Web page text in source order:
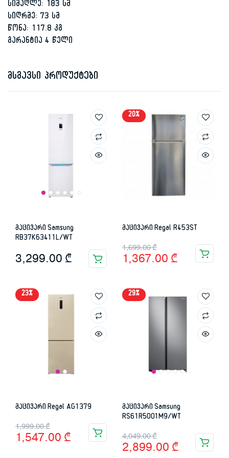
სიმაღლე: 183 სმ
სიღრმე: 73 სმ
წონა: 117.8 კგ
გარანტია 4 წელი
მსგავსი პროდუქტები
მაცივარი Samsung
RB37K63411L/WT
3,299.00 ₾
20%
მაცივარი Regal R453ST
1,699.00₾
Original
price
1,699.00 ₾.
1,367.00 ₾
Current
price
1,367.00 ₾.
23%
მაცივარი Regal AG1379
1,999.00₾
Original
price
1,547.00 ₾
Current
price
29%
მაცივარი Samsung
RS61R5001M9/WT
4,049.00₾
Original
price
2,899.00 ₾
Current
price